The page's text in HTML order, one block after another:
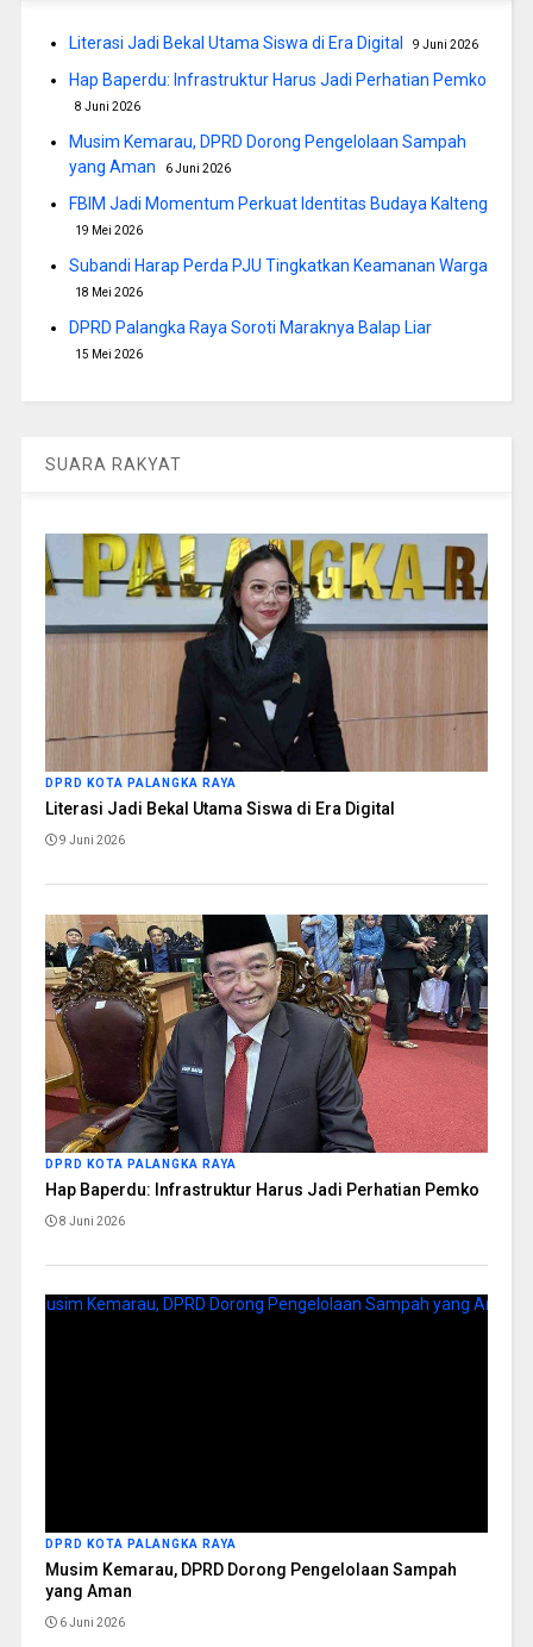
Literasi Jadi Bekal Utama Siswa di Era Digital 9 Juni 2026
Hap Baperdu: Infrastruktur Harus Jadi Perhatian Pemko
8 Juni 2026
Musim Kemarau, DPRD Dorong Pengelolaan Sampah
yang Aman
6 Juni 2026
FBIM Jadi Momentum Perkuat Identitas Budaya Kalteng
19 Mei 2026
Subandi Harap Perda PJU Tingkatkan Keamanan Warga
18 Mei 2026
DPRD Palangka Raya Soroti Maraknya Balap Liar
15 Mei 2026
SUARA RAKYAT
DPRD KOTA PALANGKA RAYA
Literasi Jadi Bekal Utama Siswa di Era Digital
9 Juni 2026
DPRD KOTA PALANGKA RAYA
Hap Baperdu: Infrastruktur Harus Jadi Perhatian Pemko
8 Juni 2026
DPRD KOTA PALANGKA RAYA
Musim Kemarau, DPRD Dorong Pengelolaan Sampah
yang Aman
6 Juni 2026